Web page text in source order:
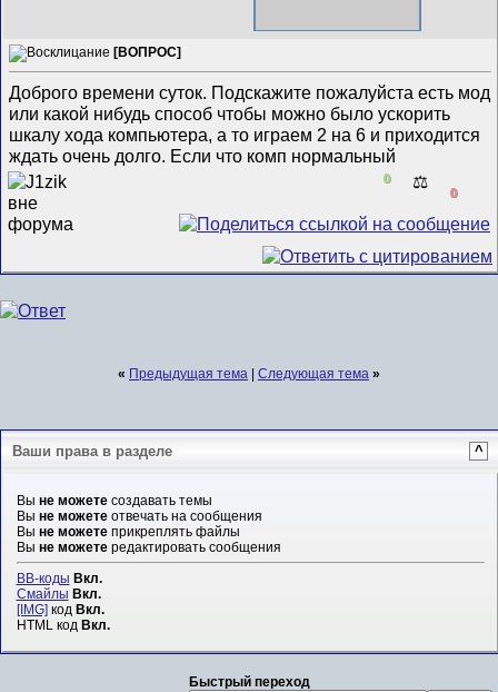
[ВОПРОС]
Доброго времени суток. Подскажите пожалуйста есть мод
или какой нибудь способ чтобы можно было ускорить
шкалу хода компьютера, а то играем 2 на 6 и приходится
ждать очень долго. Если что комп нормальный
0 ⚖️
0
« Предыдущая тема Следующая тема »
Ваши права в разделе ^
Вы не можетесоздавать темы
Вы не можетеотвечать на сообщения
Вы не можетеприкреплять файлы
Вы не можетередактировать сообщения
BB-коды Вкл.
Смайлы Вкл.
[IMG]код Вкл.
HTML код Вкл.
Быстрый переход